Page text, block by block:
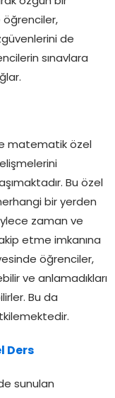
öğrenciler,
de
sınavlara
matematik özel
Bu özel
bir yerden
zaman ve
etme imkanına
öğrenciler,
ve anlamadıkları
Bu da
Ders
sunulan